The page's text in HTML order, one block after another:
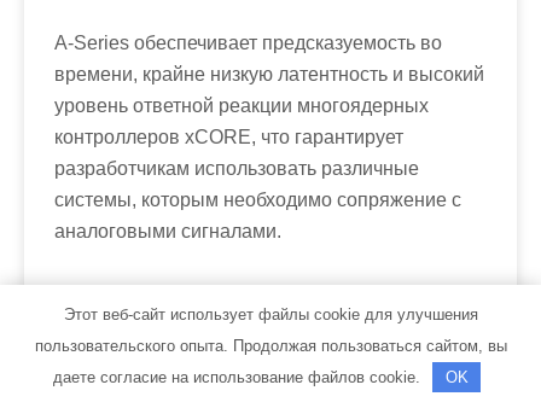
A-Series обеспечивает предсказуемость во
времени, крайне низкую латентность и высокий
уровень ответной реакции многоядерных
контроллеров xCORE, что гарантирует
разработчикам использовать различные
системы, которым необходимо сопряжение с
аналоговыми сигналами.
General Purpose (L-Series) и xCORE-USB (U-
Series), серия A-Series конфигурируется и
программируется с помощью средства
Этот веб-сайт использует файлы cookie для улучшения
пользовательского опыта. Продолжая пользоваться сайтом, вы
даете согласие на использование файлов cookie.
OK